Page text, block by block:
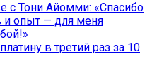
с Тони Айомми: «Спасибо
и опыт — для меня
в третий раз за 10